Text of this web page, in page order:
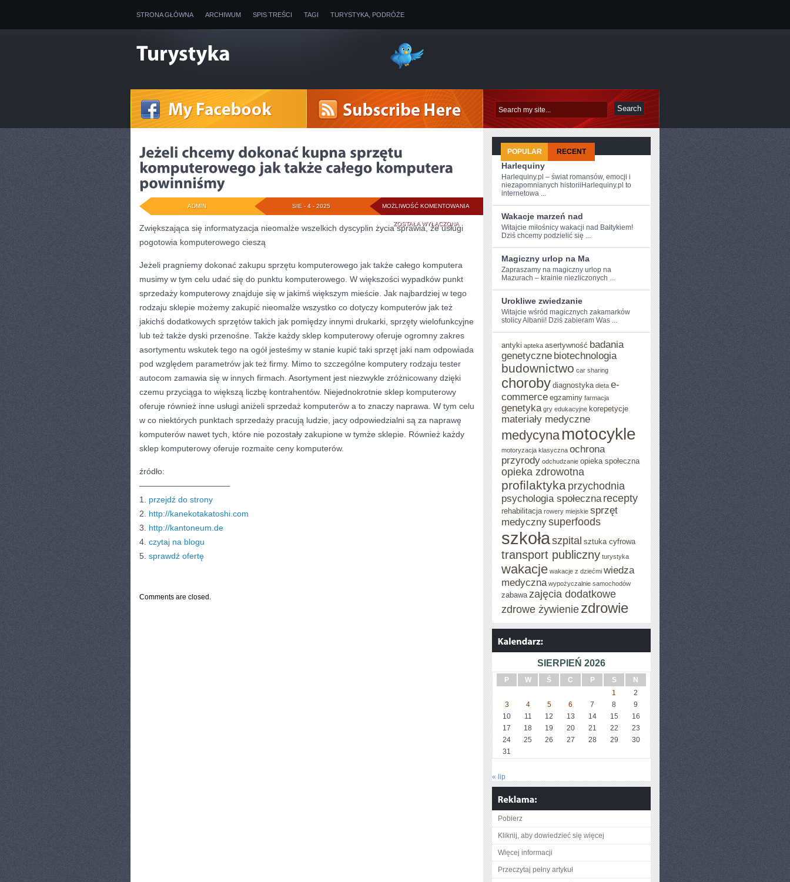
STRONA GŁÓWNA ARCHIWUM SPIS TREŚCI TAGI TURYSTYKA, PODRÓŻE
MOŻLIWOŚĆ KOMENTOWANIA JEŻELI
CHCEMY
DOKONAĆ
KUPNA
SPRZĘTU
KOMPUTEROWEGO
TAKŻE
CAŁEGO
KOMPUTERA
POWINNIŚMY
ZOSTAŁA WYŁĄCZONA
SIE - 4 - 2025
ADMIN
Zwiększająca się informatyzacja nieomalże wszelkich dyscyplin życia sprawia, że usługi
pogotowia komputerowego cieszą
Jeżeli pragniemy dokonać zakupu sprzętu komputerowego jak także całego komputera
musimy w tym celu udać się do punktu komputerowego. W większości wypadków punkt
sprzedaży komputerowy znajduje się w jakimś większym mieście. Jak najbardziej w tego
rodzaju sklepie możemy zakupić nieomalże wszystko co dotyczy komputerów jak też
jakichś dodatkowych sprzętów takich jak pomiędzy innymi drukarki, sprzęty wielofunkcyjne
lub też także dyski przenośne. Także każdy sklep komputerowy oferuje ogromny zakres
asortymentu wskutek tego na ogół jesteśmy w stanie kupić taki sprzęt jaki nam odpowiada
pod względem parametrów jak też firmy. Mimo to szczególne komputery rodzaju tester
autocom zamawia się w innych firmach. Asortyment jest niezwykle zróżnicowany dzięki
czemu przyciąga to większą liczbę kontrahentów. Niejednokrotnie sklep komputerowy
oferuje również inne usługi aniżeli sprzedaż komputerów a to znaczy naprawa. W tym celu
w co niektórych punktach sprzedaży pracują ludzie, jacy odpowiedzialni są za naprawę
komputerów nawet tych, które nie pozostały zakupione w tymże sklepie. Również każdy
sklep komputerowy oferuje rozmaite ceny komputerów.
źródło:
———————————
1. przejdź do strony
2. http://kanekotakatoshi.com
3. http://kantoneum.de
4. czytaj na blogu
5. sprawdź ofertę
Comments are closed.
POPULAR RECENT
Harlequiny
Harlequiny.pl – świat romansów, emocji i
niezapomnianych historiiHarlequiny.pl to
internetowa ...
Wakacje marzeń nad
Witajcie ⁣miłośnicy wakacji nad Bałtykiem!
Dziś chcemy podzielić się ...
Magiczny urlop na Ma
Zapraszamy na magiczny⁣ urlop na
Mazurach –⁤ krainie⁣ niezliczonych ...
Urokliwe zwiedzanie
Witajcie wśród magicznych zakamarków
stolicy‌ Albanii! Dziś ​zabieram Was ...
antyki apteka asertywność badania
genetyczne biotechnologia
budownictwo car sharing
choroby diagnostyka dieta e-
commerce egzaminy farmacja
genetyka gry edukacyjne korepetycje
materiały medyczne
medycyna motocykle
motoryzacja klasyczna ochrona
przyrody odchudzanie opieka społeczna
opieka zdrowotna
profilaktyka przychodnia
psychologia społeczna recepty
rehabilitacja rowery miejskie sprzęt
medycznysuperfoods
szkołaszpital sztuka cyfrowa
transport publiczny turystyka
wakacje wakacje z dziećmi wiedza
medyczna wypożyczalnie samochodów
zabawa zajęcia dodatkowe
zdrowe żywienie zdrowie
SIERPIEŃ 2026
P W Ś C P S
N
1
2
3
4 5 6 7 8
9
10
11 12 13 14 15
16
17
18 19 20 21 22
23
24
25 26 27 28 29
30
31
« lip
Pobierz
Kliknij, aby dowiedzieć się więcej
Więcej informacji
Przeczytaj pełny artykuł